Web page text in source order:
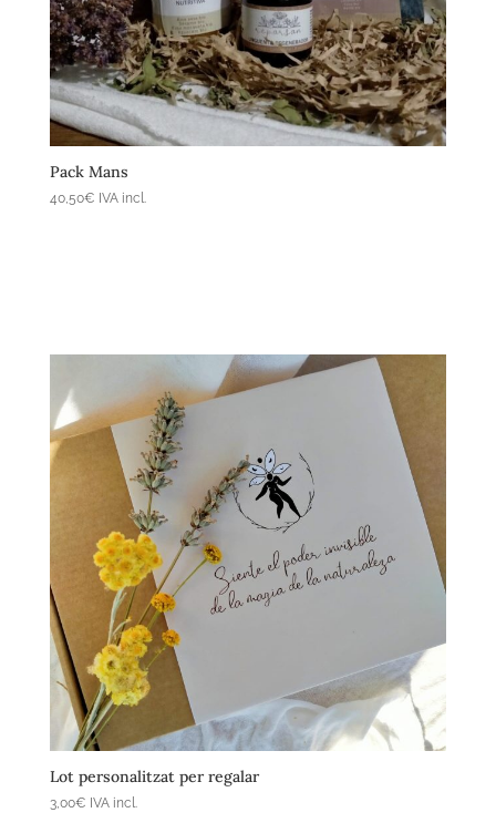
Pack Mans
40,50€ IVA incl.
Afegeix a la cistella
Lot personalitzat per regalar
3,00€ IVA incl.
Afegeix a la cistella